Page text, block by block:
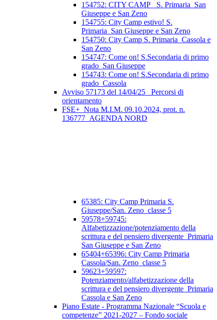
154752: CITY CAMP_ S. Primaria_San
Giuseppe e San Zeno
154755: City Camp estivo! S.
Primaria_San Giuseppe e San Zeno
154750: City Camp S. Primaria_Cassola e
San Zeno
154747: Come on! S.Secondaria di primo
grado_San Giuseppe
154743: Come on! S.Secondaria di primo
grado_Cassola
Avviso 57173 del 14/04/25_ Percorsi di
orientamento
FSE+_Nota M.I.M. 09.10.2024, prot. n.
136777_AGENDA NORD
65385: City Camp Primaria S.
Giuseppe/San. Zeno_classe 5
59578+59745:
Alfabetizzazione/potenziamento della
scrittura e del pensiero divergente_Primaria
San Giuseppe e San Zeno
65404+65396: City Camp Primaria
Cassola/San. Zeno_classe 5
59623+59597:
Potenziamento/alfabetizzazione della
scrittura e del pensiero divergente_Primaria
Cassola e San Zeno
Piano Estate - Programma Nazionale “Scuola e
competenze” 2021-2027 – Fondo sociale